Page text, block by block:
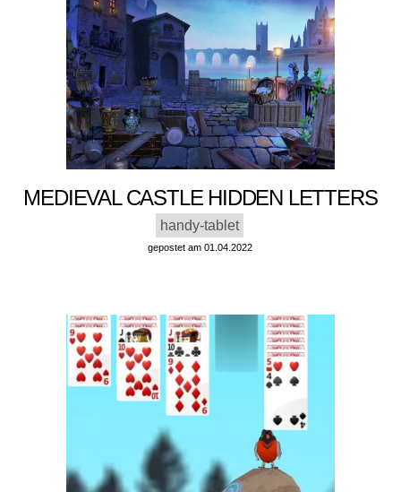
MEDIEVAL CASTLE HIDDEN LETTERS
handy-tablet
gepostet am 01.04.2022